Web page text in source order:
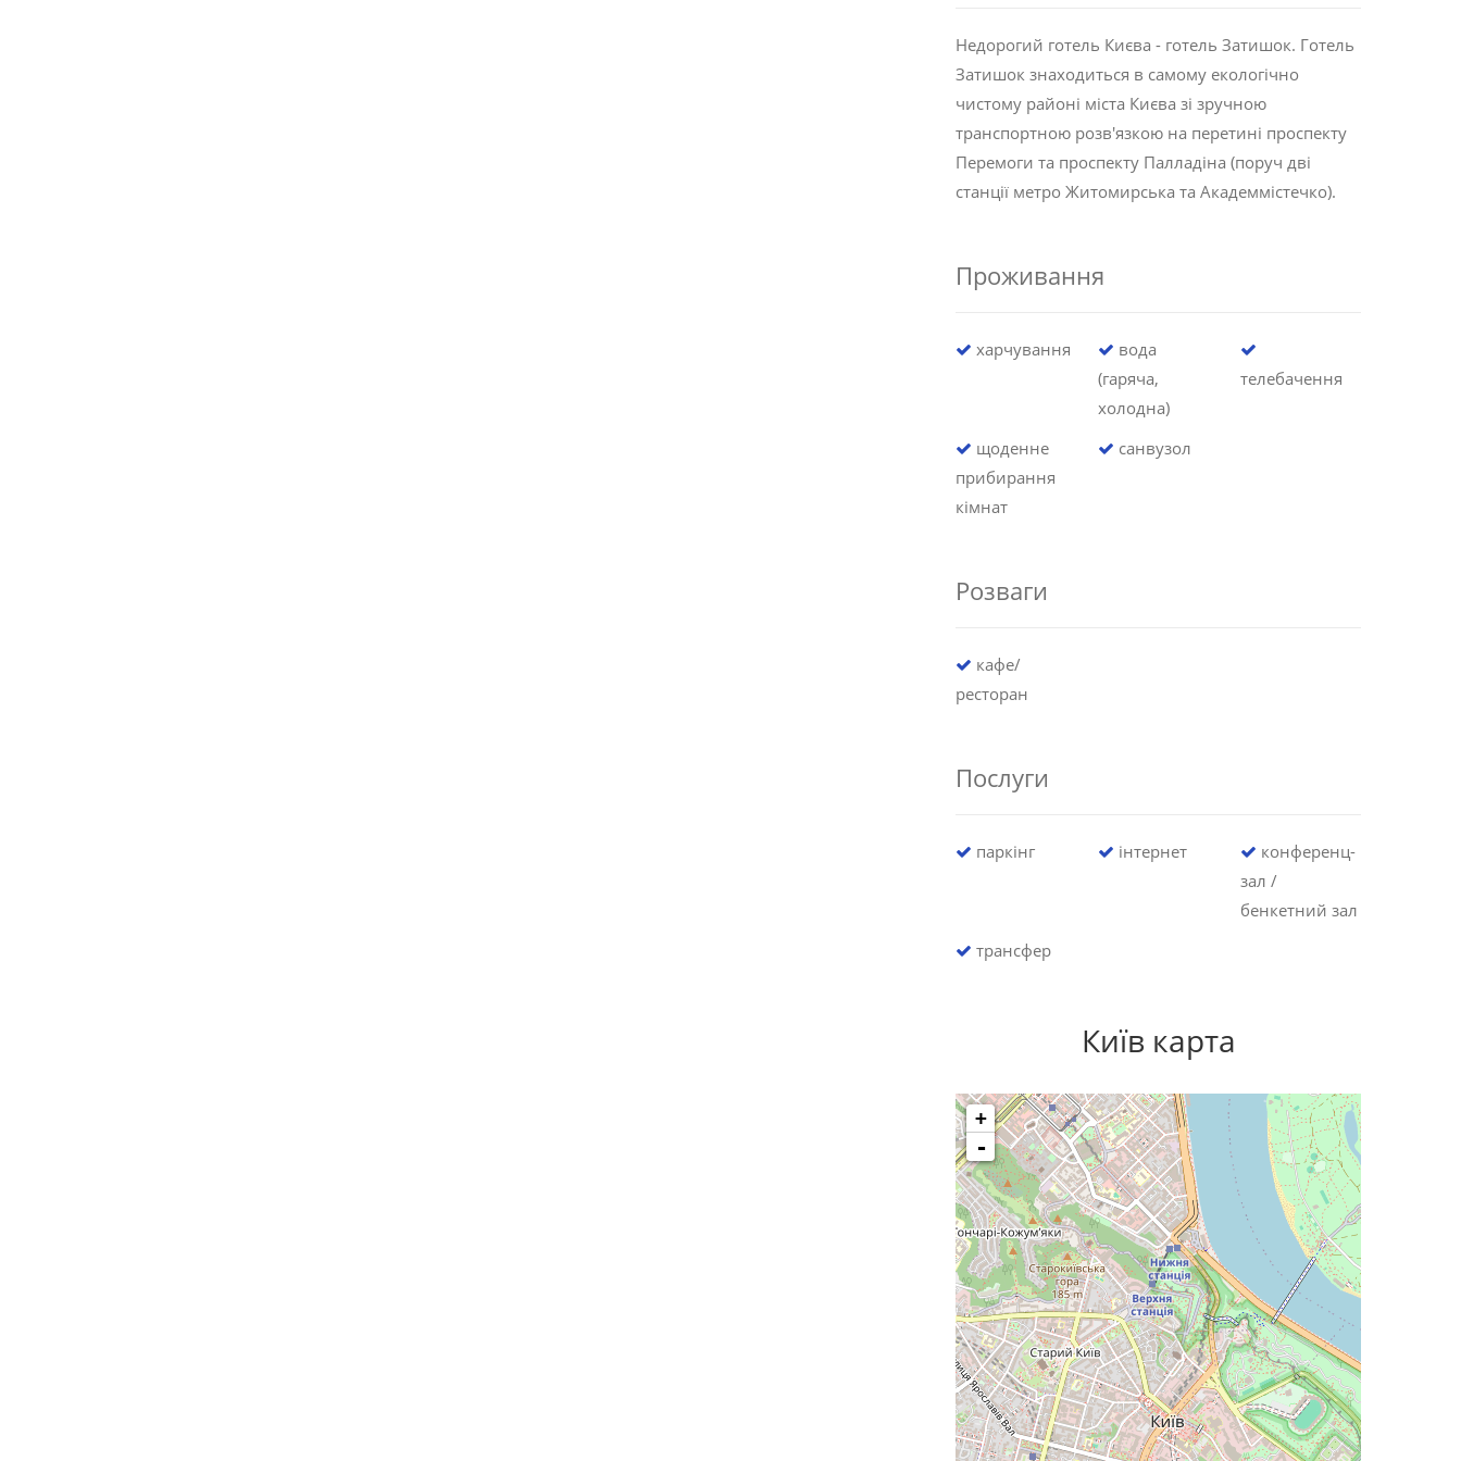
Недорогий готель Києва - готель Затишок. Готель
Затишок знаходиться в самому екологічно
чистому районі міста Києва зі зручною
транспортною розв'язкою на перетині проспекту
Перемоги та проспекту Палладіна (поруч дві
станції метро Житомирська та Академмістечко).
Проживання
харчування
вода
(гаряча,
холодна)
телебачення
щоденне
прибирання
кімнат
санвузол
Розваги
кафе/
ресторан
Послуги
паркінг інтернет
конференц-
зал /
бенкетний зал
трансфер
Київ карта
+
-